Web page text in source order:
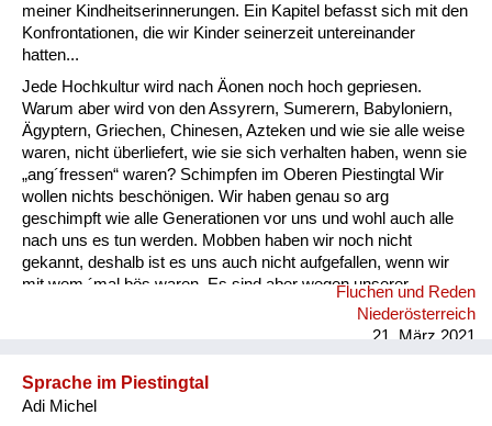
meiner Kindheitserinnerungen. Ein Kapitel befasst sich mit den
Konfrontationen, die wir Kinder seinerzeit untereinander
hatten...
Jede Hochkultur wird nach Äonen noch hoch gepriesen.
Warum aber wird von den Assyrern, Sumerern, Babyloniern,
Ägyptern, Griechen, Chinesen, Azteken und wie sie alle weise
waren, nicht überliefert, wie sie sich verhalten haben, wenn sie
„ang´fressen“ waren? Schimpfen im Oberen Piestingtal Wir
wollen nichts beschönigen. Wir haben genau so arg
geschimpft wie alle Generationen vor uns und wohl auch alle
nach uns es tun werden. Mobben haben wir noch nicht
gekannt, deshalb ist es uns auch nicht aufgefallen, wenn wir
mit wem ´mal bös waren. Es sind aber wegen unserer
Streitereien auch keine Scharen von weinenden und
anklagenden Elternteilen jeden Tag in der Schule gestanden.
Gutenstein an der Volksschule. Bereits in der zweiten
Schulwoche wurde eine Dame der High Society, die sich als
Mutter entpuppte, vorstellig, warum ich ihren Sohn in die Ecke
Fluchen und Reden
Niederösterreich
21. März 2021
Sprache im Piestingtal
Adi Michel